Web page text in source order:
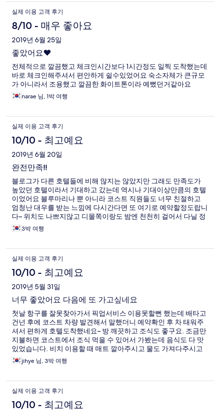
금액추가있구요~~. 호텔내정수기에 냉온수 가능하니깐 라면먹기
도 좋습니다~~^^. 비치는 걸어서3분정도?? 코스트 리조트 까지는
5분정도?? 코스트리조트앞비치 같이 사용가능하구요 코스트수영
장 사용가능하구요. 비치앞에 베드 편하게 잘 이용했습니다 수시
로 얼음물 가져다주시구요. 다음에 다시기도 전 무조건 다시이용
할꺼구요. 다만 디몰까지는걸어서 10분정도 걸리니 감안하세요.
무덥고. 걸어가기가 쉽지는 않더라구요
실제 이용 고객 후기
8/10 - 매우 좋아요
2019년 6월 25일
좋았어요❤️
전체적으로 깔끔했고 체크인시간보다 1시간정도 일찍 도착했는데
바로 체크인해주셔서 편안하게 쉴수있었어요 숙소자체가 큰규모
가 아니라서 조용했고 깔끔한 화이트톤이라 예뻤던거같아요
narae 님, 1박 여행
실제 이용 고객 후기
10/10 - 최고예요
2019년 6월 20일
완전만족!!
블로그가 다른 호텔들에 비해 많지는 않았지만 그래도 만족도가
높았던 호텔이라서 기대하고 갔는데 역시나 기대이상만큼의 호텔
이었어요 블루마리나 뿐 아니라 코스트 직원들도 너무 친절하고
엄청난 대우를 받는 느낌에 다시간다면 또 여기로 예약할정도랍니
다~ 위치도 나쁘지않고 디몰쪽이랑도 밤엔 천천히 걸어서 다닐 정
도로 만족해요
3박 여행
실제 이용 고객 후기
10/10 - 최고예요
2019년 5월 31일
너무 좋았어요 다음에 또 가고싶네요
첫날 항구를 잘못찾아가서 픽업서비스 이용못할뻔 했는데 배타고
건넌 후에 코스트 차량 발견해서 말했더니 예약확인 후 차 태워주
셔서 편하게 호텔도착했네요~ 방 깨끗하고 조식도 좋구요. 조금만
지불하면 코스트에서 조식 먹을 수 있어서 가봤는데 음식도 다 맛
있었습니다. 비치 이용할 때 매트 깔아주시고 물도 가져다주시고
서비스가 너무 좋았어요. 다음에 또 보라카이 가게 된다면 다시 한
번 가고싶네요~ 무엇보다 직원분들이 다 너무 친절해서 기분좋았
jihye 님, 3박 여행
실제 이용 고객 후기
10/10 - 최고예요